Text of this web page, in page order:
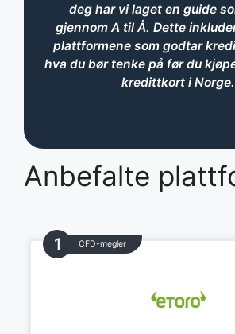
deg har vi laget en guide
gjennom A til Å. Dette
plattformene som godtar
hva du bør tenke på før du
kredittkort i Norge.
Anbefalte
CFD-megler